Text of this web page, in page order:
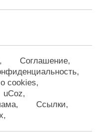
Соглашение
cookies
uCoz
Ссылки